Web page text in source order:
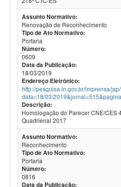
Assunto Normativo:
Renovação de Reconhecimento
Tipo de Ato Normativo:
Portaria
Número:
0609
Data da Publicação:
18/03/2019
Endereço Eletrônico:
http://pesquisa.in.gov.br/imprensa/
data=18/03/
Descrição:
Homologação do Parecer CNE/CES
Quadrienal 2017
Assunto Normativo:
Reconhecimento
Tipo de Ato Normativo:
Portaria
Número:
0816
Data da Publicação: